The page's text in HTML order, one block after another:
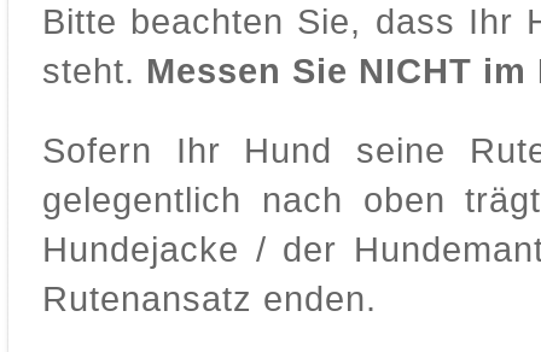
Bitte beachten Sie, dass Ihr
steht. Messen Sie NICHT
Sofern Ihr Hund seine
gelegentlich nach oben
Hundejacke / der
Rutenansatz enden.